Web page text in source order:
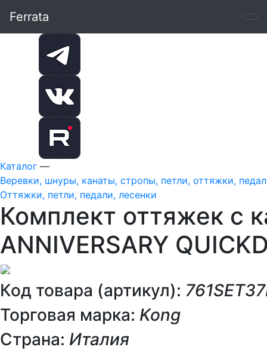
Ferrata
Каталог —
Веревки, шнуры, канаты, стропы, петли, оттяжки,
Оттяжки, петли, педали, лесенки
Комплект оттяжек с
ANNIVERSARY
Код товара (артикул):
Торговая марка: Kong
Страна: Италия